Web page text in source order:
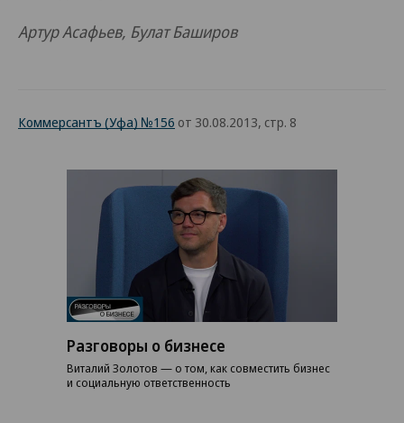
Артур Асафьев, Булат Баширов
Коммерсантъ (Уфа) №156 от 30.08.2013, стр. 8
Разговоры о бизнесе
Виталий Золотов — о том, как совместить бизнес
и социальную ответственность